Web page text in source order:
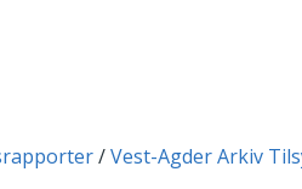
Vest-Agder Arkiv